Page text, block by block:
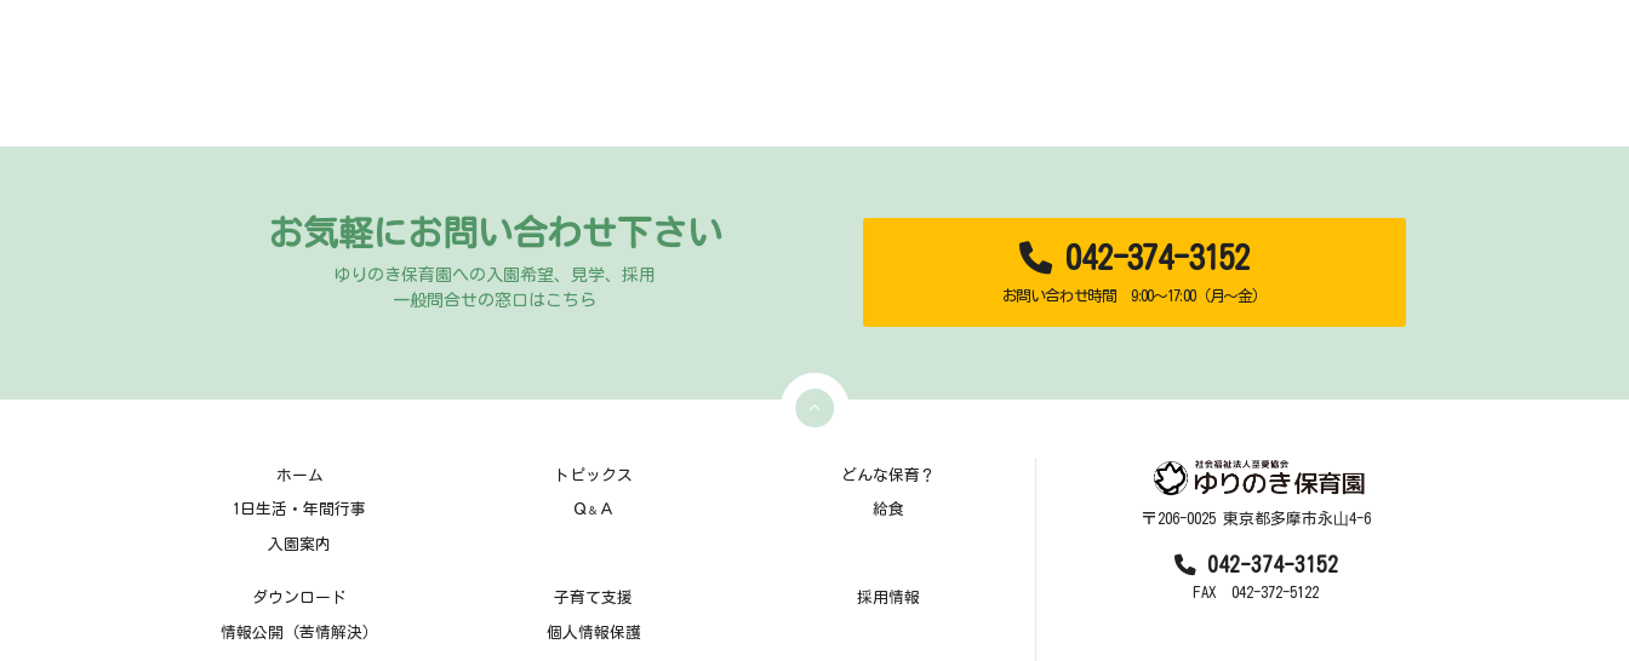
お気軽にお問い合わせ下さい
ゆりのき保育園への入園希望、見学、採用
一般問合せの窓口はこちら
042-374-3152
お問い合わせ時間 9:00～17:00（月～金）
ホーム トピックス どんな保育？
1日生活・年間行事 Ｑ ＆ Ａ 給食
入園案内
ダウンロード 子育て支援 採用情報
情報公開（苦情解決） 個人情報保護
〒206-0025 東京都多摩市永⼭4-6
042-374-3152
FAX 042-372-5122